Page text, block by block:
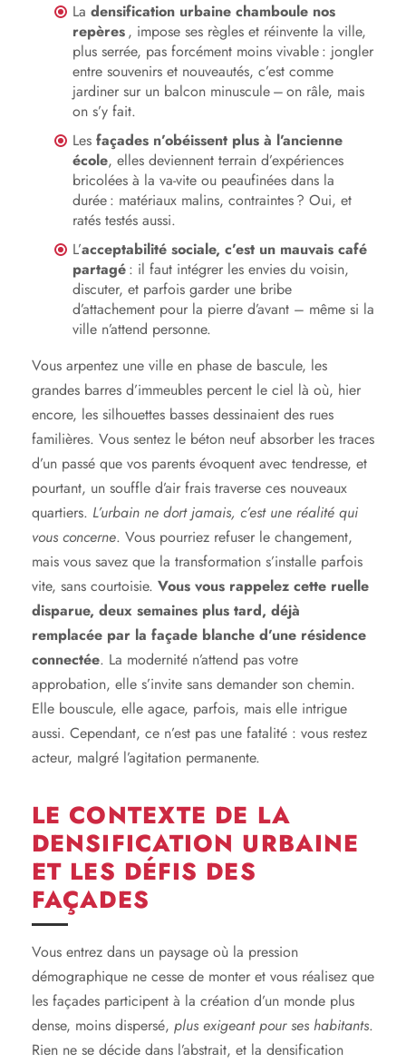
La densification urbaine chamboule nos
repères, impose ses règles et réinvente la ville,
plus serrée, pas forcément moins vivable : jongler
entre souvenirs et nouveautés, c’est comme
jardiner sur un balcon minuscule – on râle, mais
on s’y fait.
Les façades n’obéissent plus à l’ancienne
école, elles deviennent terrain d’expériences
bricolées à la va-vite ou peaufinées dans la
durée : matériaux malins, contraintes ? Oui, et
ratés testés aussi.
L’acceptabilité sociale, c’est un mauvais café
partagé: il faut intégrer les envies du voisin,
discuter, et parfois garder une bribe
d’attachement pour la pierre d’avant – même si la
ville n’attend personne.
Vous arpentez une ville en phase de bascule, les
grandes barres d’immeubles percent le ciel là où, hier
encore, les silhouettes basses dessinaient des rues
familières. Vous sentez le béton neuf absorber les traces
d’un passé que vos parents évoquent avec tendresse, et
pourtant, un souffle d’air frais traverse ces nouveaux
quartiers. L’urbain ne dort jamais, c’est une réalité qui
vous concerne. Vous pourriez refuser le changement,
mais vous savez que la transformation s’installe parfois
vite, sans courtoisie. Vous vous rappelez cette ruelle
disparue, deux semaines plus tard, déjà
remplacée par la façade blanche d’une résidence
connectée. La modernité n’attend pas votre
approbation, elle s’invite sans demander son chemin.
Elle bouscule, elle agace, parfois, mais elle intrigue
aussi. Cependant, ce n’est pas une fatalité : vous restez
acteur, malgré l’agitation permanente.
LE CONTEXTE DE LA
DENSIFICATION URBAINE
ET LES DÉFIS DES
FAÇADES
Vous entrez dans un paysage où la pression
démographique ne cesse de monter et vous réalisez que
les façades participent à la création d’un monde plus
dense, moins dispersé, plus exigeant pour ses habitants.
Rien ne se décide dans l’abstrait, et la densification